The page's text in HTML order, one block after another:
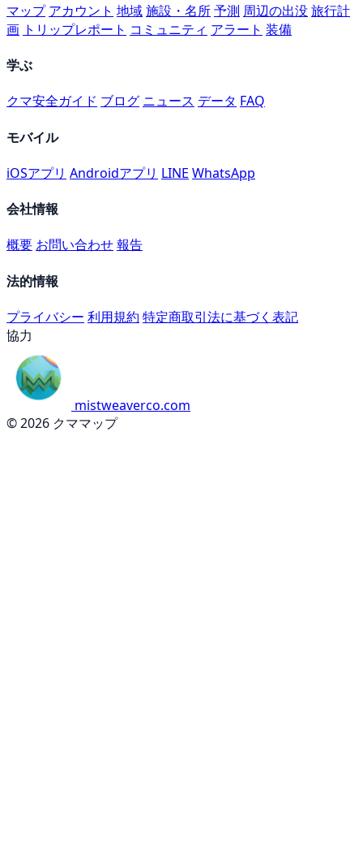
マップ アカウント 地域施設・名所予測 周辺の出没旅行計
画 トリップレポート コミュニティ アラート 装備
学ぶ
クマ安全ガイド ブログ ニュース データ FAQ
モバイル
iOSアプリ Androidアプリ LINE WhatsApp
会社情報
概要 お問い合わせ報告
法的情報
プライバシー 利用規約 特定商取引法に基づく表記
協力
mistweaverco.com
© 2026 クママップ